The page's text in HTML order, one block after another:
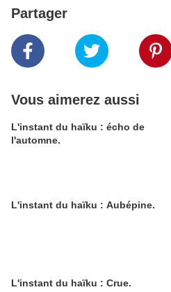
Partager
Vous aimerez aussi
L'instant du haïku : écho de
l'automne.
L'instant du haïku : Aubépine.
L'instant du haïku : Crue.